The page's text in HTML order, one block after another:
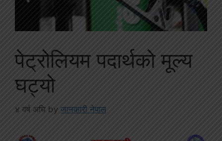
पेट्रोलियम पदार्थको मूल्य
घट्यो
४ वर्ष अघि by जानकारी नेपाल